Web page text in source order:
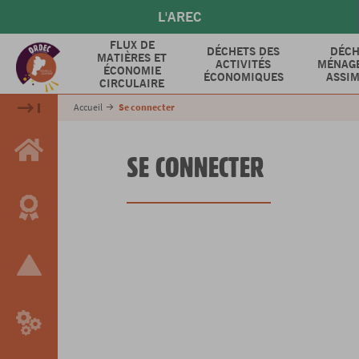
contenu
principal
L'AREC
FLUX DE
MATIÈRES ET
ÉCONOMIE
CIRCULAIRE
DÉCHETS DES
ACTIVITÉS
ÉCONOMIQUES
Accueil Se connecter
SE CONNECTER